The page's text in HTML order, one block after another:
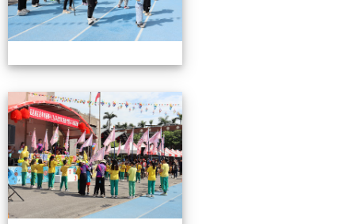
0503運動會花絮-2